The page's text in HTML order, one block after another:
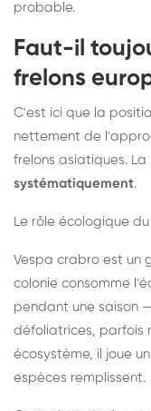
probable.
Faut-il
frelons
C'est ici que la
nettement de
frelons asiatiques.
systématiquement.
Le rôle écologique
Vespa crabro est un
colonie consomme
pendant une saison
défoliatrices, parfois
écosystème, il joue
espèces remplissent.